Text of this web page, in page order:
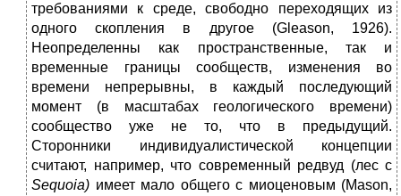
требованиями к среде, свободно переходящих из
одного скопления в другое (Gleason, 1926).
Неопределенны как пространственные, так и
временные границы сообществ, изменения во
времени непрерывны, в каждый последующий
момент (в масштабах геологического времени)
сообщество уже не то, что в предыдущий.
Сторонники индивидуалистической концепции
считают, например, что современный редвуд (лес с
Sequoia) имеет мало общего с миоценовым (Mason,